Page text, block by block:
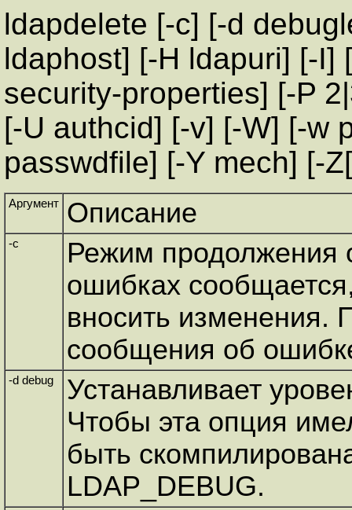
ldapdelete [-c] [-d
ldaphost] [-H ldapuri] [-I]
security-properties] [-P
[-U authcid] [-v] [-W] [-w
passwdfile] [-Y mech] [-
Аргумент Описание
-c
Режим продолжения
ошибках
вносить изменения.
сообщения об
-d debug
Устанавливает
Чтобы эта опция
быть
LDAP_DEBUG.